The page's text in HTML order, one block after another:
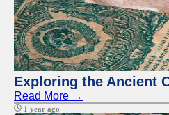
Exploring the Ancient
Read More →
1 year ago